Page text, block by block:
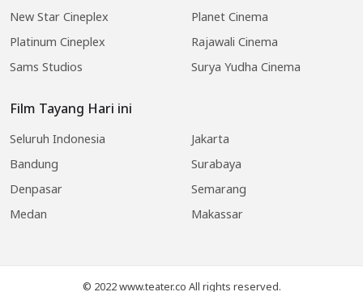
New Star Cineplex
Planet Cinema
Platinum Cineplex
Rajawali Cinema
Sams Studios
Surya Yudha Cinema
Film Tayang Hari ini
Seluruh Indonesia
Jakarta
Bandung
Surabaya
Denpasar
Semarang
Medan
Makassar
© 2022 www.teater.co All rights reserved.